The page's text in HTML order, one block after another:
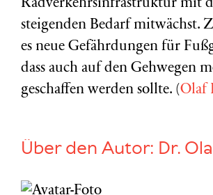
Radverkehrsinfrastruktur mit
steigenden Bedarf mitwächst.
es neue Gefährdungen für
dass auch auf den Gehwegen
geschaffen werden sollte. (Olaf
Über den Autor: Dr.